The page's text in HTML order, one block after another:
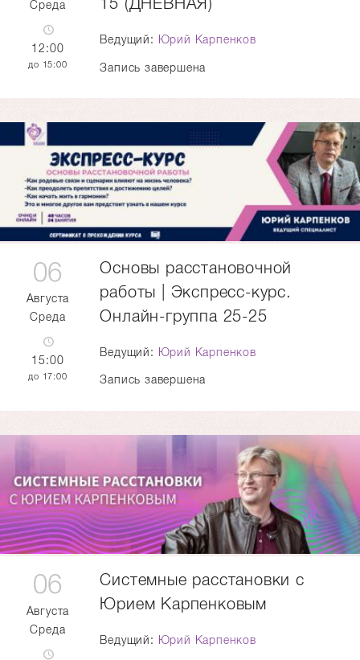
Среда
12:00
15:00
Ведущий: Юрий Карпенков
Запись завершена
06
Августа
Среда
15:00
17:00
Основы расстановочной
работы | Экспресс-курс.
Онлайн-группа 25-25
Ведущий: Юрий Карпенков
Запись завершена
06
Августа
Среда
Системные расстановки с
Юрием Карпенковым
Ведущий: Юрий Карпенков